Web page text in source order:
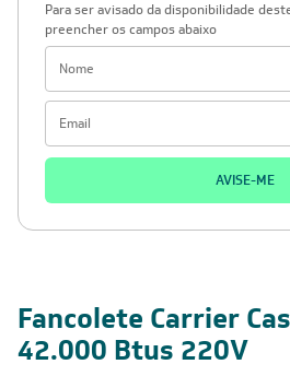
Para ser avisado da disponibilidade
preencher os campos abaixo
AVISE-ME
Fancolete Carrier
42.000 Btus 220V